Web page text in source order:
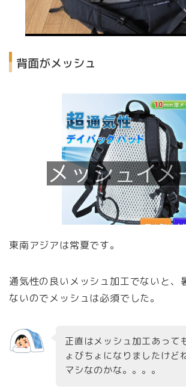
背面がメッシュ
東南アジアは常夏です。
通気性の良いメッシュ加工でないと、
ないのでメッシュは必須でした。
正直はメッシュ加工あって
ょびちょになりましたけど
マシなのかな。。。。